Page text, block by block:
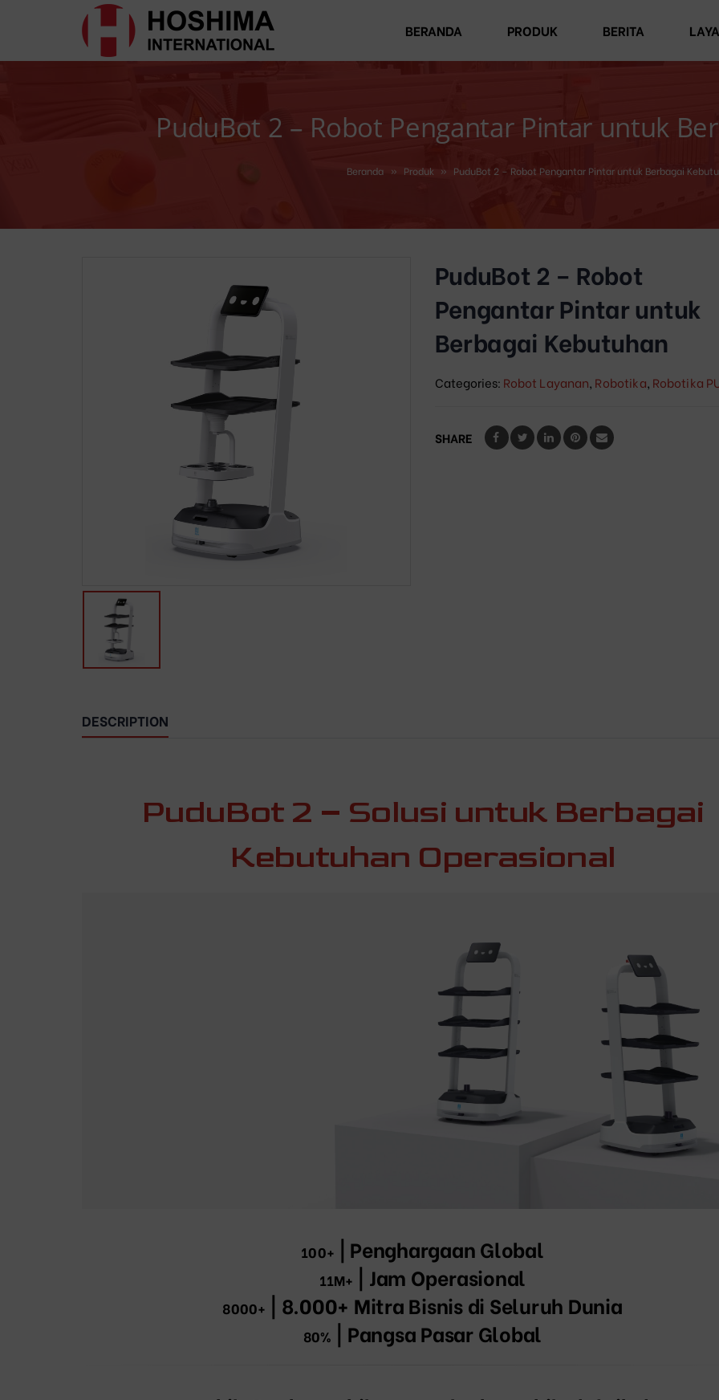
BERANDA PRODUK BERITA
PuduBot 2 – Robot Pengantar Pintar untuk
Beranda » Produk » PuduBot 2 – Robot Pengantar Pintar untuk Berbagai
PuduBot 2 – Robot
Pengantar Pintar untuk
Berbagai Kebutuhan
Categories: Robot Layanan, Robotika, Robotika
SHARE
DESCRIPTION
PuduBot 2 – Solusi untuk Berbagai
Kebutuhan Operasional
100+ | Penghargaan Global
11M+ | Jam Operasional
8000+ | 8.000+ Mitra Bisnis di Seluruh Dunia
80% | Pangsa Pasar Global